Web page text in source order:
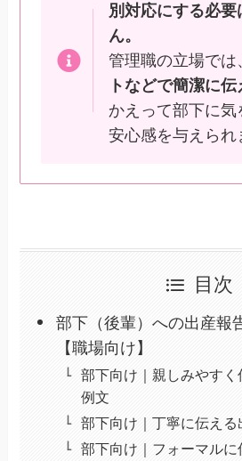
別対応にする必要
ん。
管理職の立場では
トなどで簡潔に伝
かえって部下に気
安心感を与えられ
目次
部下（後輩）への出産報
【職場向け】
部下向け｜親しみやす
例文
部下向け｜丁寧に伝える
部下向け｜フォーマル